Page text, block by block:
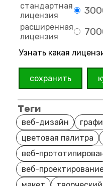
стандартная
лицензия
расширенная
лицензия
Узнать какая
сохранить
Теги
веб-дизайн
цветовая палитра
веб-
веб-